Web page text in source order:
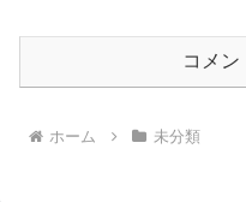
コメン
ホーム 未分類